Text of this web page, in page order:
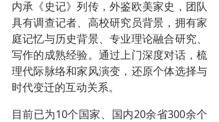
内承《史记》列传，外鉴欧美家史，团队
具有调查记者、高校研究员背景，拥有家
庭记忆与历史背景、专业理论融合研究、
写作的成熟经验。通过上门深度对话，梳
理代际脉络和家风演变，还原个体选择与
时代变迁的互动关系。
目前已为10个国家、国内20余省300余个